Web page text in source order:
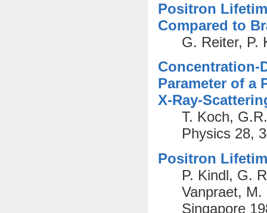
Positron
Compared to
G. Reiter, P.
Concentration-
Parameter of a
X-Ray-
T. Koch,
Physics 28,
Positron
P. Kindl, G.
Vanpraet,
Singapore